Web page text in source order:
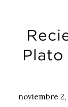
Plato
noviembre 2,